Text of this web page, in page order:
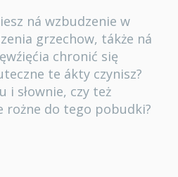
ná wzbudzenie w
grzechow, tákże ná
chronić się
te ákty czynisz?
i słownie, czy też
rożne do tego pobudki?